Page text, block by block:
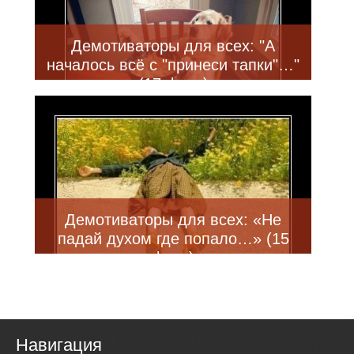
Демотиваторы для всех: "А
началось всё с "принеси тапки"…"
(17 фото)
Демотиваторы для всех: «Не
падай духом где попало…» (15
фото)
Навигация